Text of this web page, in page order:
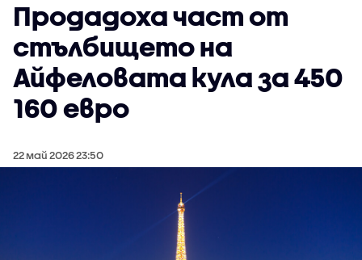
Продадоха част от
стълбището на
Айфеловата кула за 450
160 евро
22 май 2026 23:50